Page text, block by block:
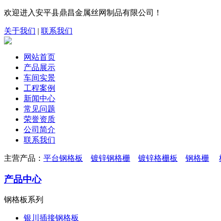
欢迎进入安平县鼎昌金属丝网制品有限公司！
关于我们 | 联系我们
网站首页
产品展示
车间实景
工程案例
新闻中心
常见问题
荣誉资质
公司简介
联系我们
主营产品： 平台钢格板 镀锌钢格栅 镀锌格栅板 钢格栅
产品中心
钢格板系列
银川插接钢格板